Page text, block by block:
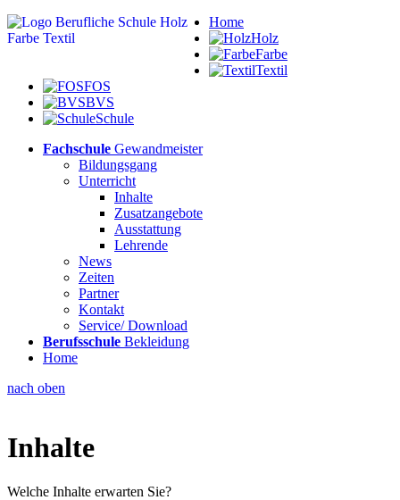
Home
Holz
Farbe
Textil
FOS
BVS
Schule
Fachschule Gewandmeister
Bildungsgang
Unterricht
Inhalte
Zusatzangebote
Ausstattung
Lehrende
News
Zeiten
Partner
Kontakt
Service/ Download
Berufsschule Bekleidung
Home
nach oben
Inhalte
Welche Inhalte erwarten Sie?